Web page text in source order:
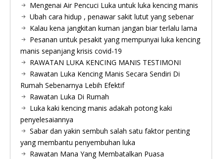
Mengenai Air Pencuci Luka untuk luka kencing manis
Ubah cara hidup , penawar sakit lutut yang sebenar
Kalau kena jangkitan kuman jangan biar terlalu lama
Pesanan untuk pesakit yang mempunyai luka kencing
manis sepanjang krisis covid-19
RAWATAN LUKA KENCING MANIS TESTIMONI
Rawatan Luka Kencing Manis Secara Sendiri Di
Rumah Sebenarnya Lebih Efektif
Rawatan Luka Di Rumah
Luka kaki kencing manis adakah potong kaki
penyelesaiannya
Sabar dan yakin sembuh salah satu faktor penting
yang membantu penyembuhan luka
Rawatan Mana Yang Membatalkan Puasa